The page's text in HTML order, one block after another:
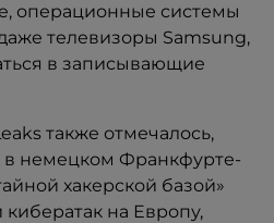
операционные системы
телевизоры Samsung,
в записывающие
также отмечалось,
в немецком Франкфурте-
хакерской базой»
на Европу,